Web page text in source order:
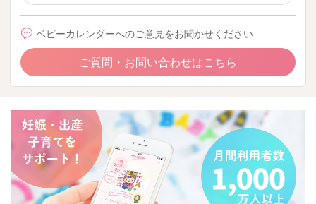
ベビーカレンダーへのご意見をお聞かせください
ご質問・お問い合わせはこちら